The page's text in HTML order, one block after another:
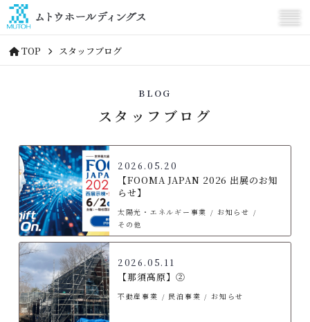
TOP スタッフブログ
BLOG
スタッフブログ
2026.05.20
【FOOMA JAPAN 2026 出展のお知
らせ】
太陽光・エネルギー事業
お知らせ
その他
2026.05.11
【那須高原】②
不動産事業 民泊事業 お知らせ